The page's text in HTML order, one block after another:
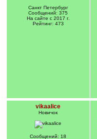
Санкт Петербург
Сообщений: 375
На сайте с 2017 г.
Рейтинг: 473
vikaalice
Новичок
Сообщений: 18